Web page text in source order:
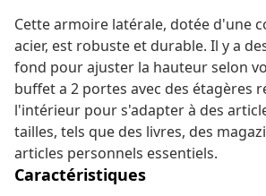
Cette armoire latérale, dotée d'une
acier, est robuste et durable. Il y a
fond pour ajuster la hauteur selon
buffet a 2 portes avec des étagères
l'intérieur pour s'adapter à des
tailles, tels que des livres, des
articles personnels essentiels.
Caractéristiques